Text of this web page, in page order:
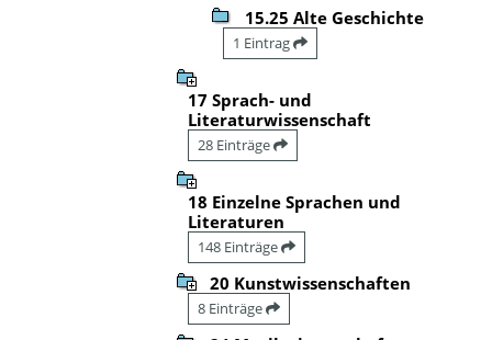
15.25 Alte Geschichte
1 Eintrag
17 Sprach- und
Literaturwissenschaft
28 Einträge
18 Einzelne Sprachen und
Literaturen
148 Einträge
20 Kunstwissenschaften
8 Einträge